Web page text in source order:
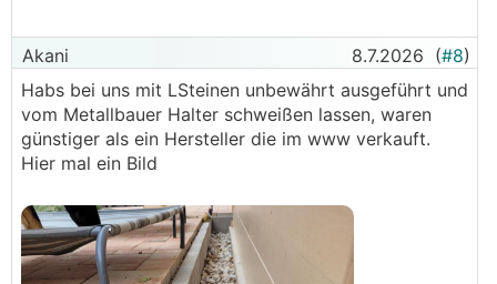
Akani 8.7.2026 (#8)
Habs bei uns mit LSteinen unbewährt ausgeführt und
vom Metallbauer Halter schweißen lassen, waren
günstiger als ein Hersteller die im www verkauft.
Hier mal ein Bild